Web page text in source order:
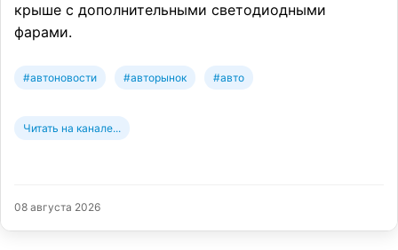
крыше с дополнительными светодиодными
фарами.
#автоновости #авторынок #авто
Читать на канале...
08 августа 2026